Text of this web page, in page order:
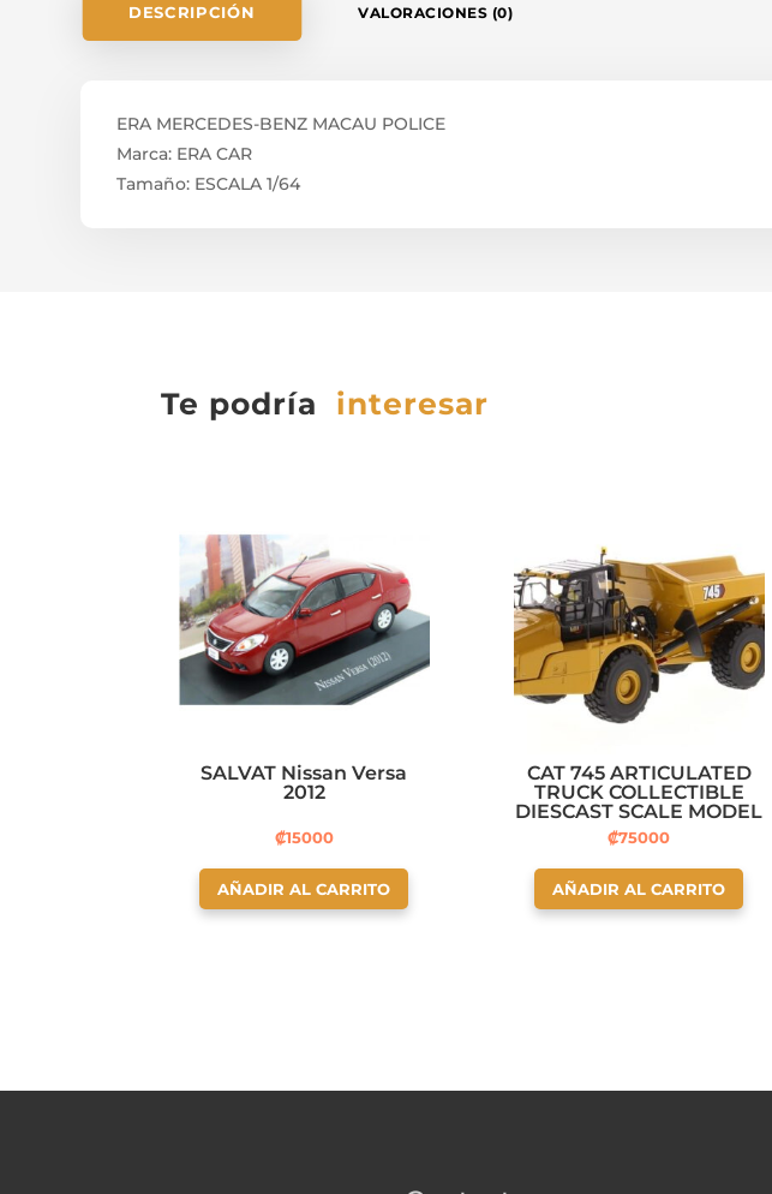
DESCRIPCIÓN VALORACIONES (0)
ERA MERCEDES-BENZ MACAU POLICE
Marca: ERA CAR
Tamaño: ESCALA 1/64
Te podría interesar
SALVAT Nissan Versa
2012
₡15000
AÑADIR AL CARRITO
CAT 745 ARTICULATED
TRUCK COLLECTIBLE
DIESCAST SCALE MODEL
REPLICA
₡75000
AÑADIR AL CARRITO